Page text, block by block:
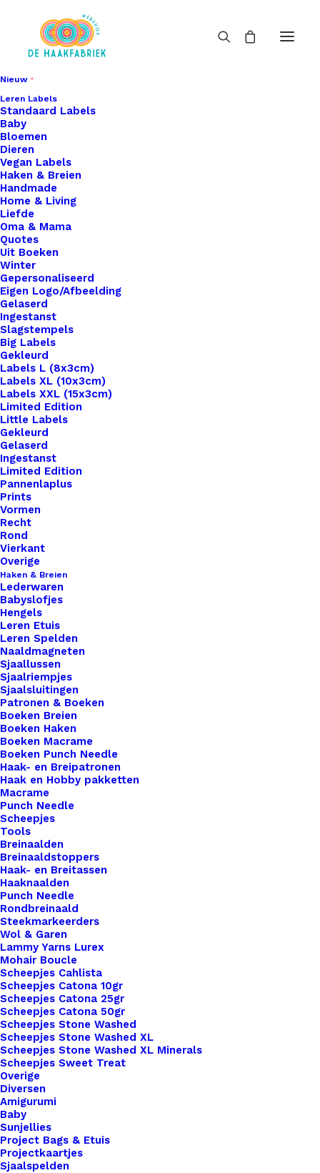
Nieuw
Leren Labels
Standaard Labels
Baby
Bloemen
Dieren
Vegan Labels
Haken & Breien
Handmade
Home & Living
Liefde
Oma & Mama
Quotes
Uit Boeken
Winter
Gepersonaliseerd
Eigen Logo/Afbeelding
Gelaserd
Ingestanst
Slagstempels
Big Labels
Gekleurd
Labels L (8x3cm)
Labels XL (10x3cm)
Labels XXL (15x3cm)
Limited Edition
Little Labels
Gekleurd
Gelaserd
Ingestanst
Limited Edition
Pannenlaplus
Prints
Vormen
Recht
Rond
Vierkant
Overige
Haken & Breien
Lederwaren
Babyslofjes
Hengels
Leren Etuis
Leren Spelden
Naaldmagneten
Sjaallussen
Sjaalriempjes
Sjaalsluitingen
Patronen & Boeken
Boeken Breien
Boeken Haken
Boeken Macrame
Boeken Punch Needle
Haak- en Breipatronen
Haak en Hobby pakketten
Macrame
Punch Needle
Scheepjes
Tools
Breinaalden
Breinaaldstoppers
Haak- en Breitassen
Haaknaalden
Punch Needle
Rondbreinaald
Steekmarkeerders
Wol & Garen
Lammy Yarns Lurex
Mohair Boucle
Scheepjes Cahlista
Scheepjes Catona 10gr
Scheepjes Catona 25gr
Scheepjes Catona 50gr
Scheepjes Stone Washed
Scheepjes Stone Washed XL
Scheepjes Stone Washed XL Minerals
Scheepjes Sweet Treat
Overige
Diversen
Amigurumi
Baby
Sunjellies
Project Bags & Etuis
Projectkaartjes
Sjaalspelden
Home
Benodigdheden
Waxkoord Metallic 1.0mm Steel Grey
Waxkoord Metallic
1.0mm Steel Grey
€
per meter.
100 op voorraad
Waxkoord
Metallic
1.0mm
Steel
Grey
aantalToevoegen aan verlanglijst
Artikelnummer
Categorie
Benodigdheden
Veilig betalen
Unieke en kwaliteitsproducten
Overzicht
Nog meer leuks!